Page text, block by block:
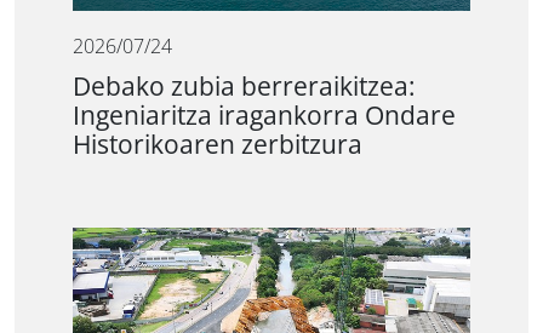
2026/07/24
Debako zubia berreraikitzea:
Ingeniaritza iragankorra Ondare
Historikoaren zerbitzura